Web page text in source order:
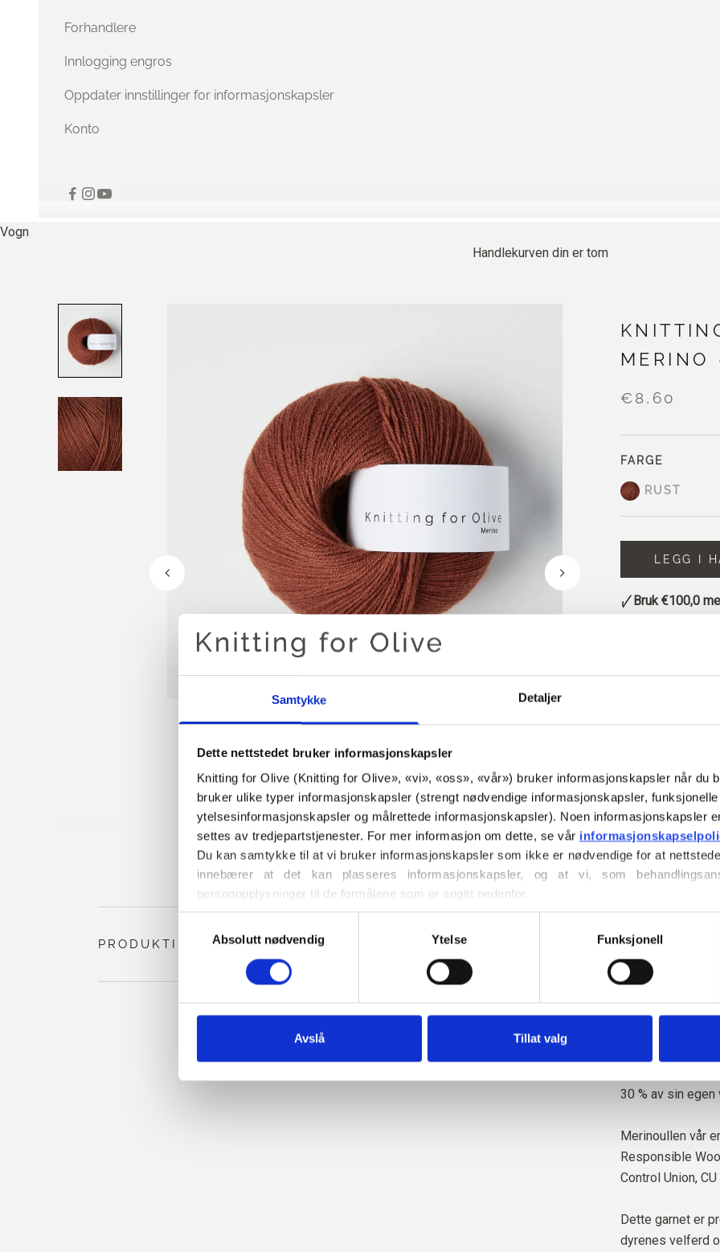
Samtykke Detaljer
Dette nettstedet bruker informasjonskapsler
Knitting for Olive (Knitting for Olive», «vi», «oss», «vår») bruker informasjonskapsler når du
bruker ulike typer informasjonskapsler (strengt nødvendige informasjonskapsler,
ytelsesinformasjonskapsler og målrettede informasjonskapsler). Noen informasjonskapsler
settes av tredjepartstjenester. For mer informasjon om dette, se vår
Du kan samtykke til at vi bruker informasjonskapsler som ikke er nødvendige for at
innebærer at det kan plasseres informasjonskapsler, og at vi, som
personopplysninger til de formålene som er angitt nedenfor.
Du kan når som helst endre eller trekke tilbake ditt samtykke via vår retningslinjer for
også finner informasjon om hvordan du blokkerer og sletter informasjonskapsler.
Absolutt nødvendig Ytelse Funksjonell
Avslå Tillat valg
Forhandlere
Innlogging engros
Oppdater innstillinger for informasjonskapsler
Konto
Vogn
Handlekurven din er tom
MERINO
€8,60
FARGE
RUST
LEGG I
Bruk€100,0
Bestillinger
Rust en dyp,
mursteinsrøde
Den er mørkere
Fargetone: Varm
Fargesesong:
Passer også
Merinoullen vår
Patagonia, der
spores direkte
denne måten
og hvilke sauer
Merinoull har
varm i kaldt
huden holdes
transportere
30 % av sin
Merinoullen vår
Responsible
Control Union,
Dette garnet er
dyrenes velferd
PRODUKTINFORMASJON